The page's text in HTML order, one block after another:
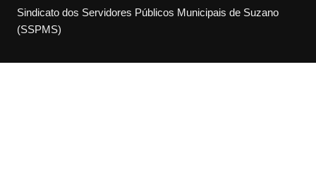
Sindicato dos Servidores Públicos Municipais de Suzano
(SSPMS)